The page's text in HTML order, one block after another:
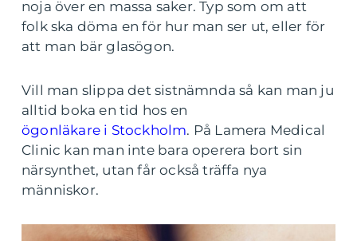
noja över en massa saker. Typ som om att
folk ska döma en för hur man ser ut, eller för
att man bär glasögon.
Vill man slippa det sistnämnda så kan man ju
alltid boka en tid hos en
ögonläkare i Stockholm. På Lamera Medical
Clinic kan man inte bara operera bort sin
närsynthet, utan får också träffa nya
människor.